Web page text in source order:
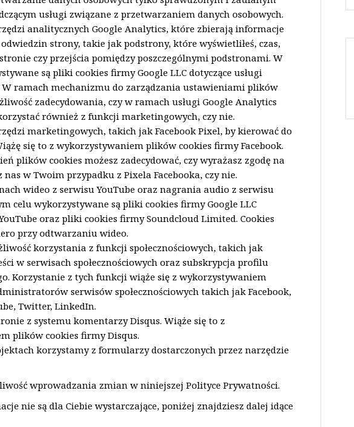
usługi związane z przetwarzaniem danych osobowych.
analitycznych Google Analytics, które zbierają informacje
strony, takie jak podstrony, które wyświetliłeś, czas,
czy przejścia pomiędzy poszczególnymi podstronami. W
są pliki cookies firmy Google LLC dotyczące usługi
W ramach mechanizmu do zarządzania ustawieniami plików
zadecydowania, czy w ramach usługi Google Analytics
również z funkcji marketingowych, czy nie.
marketingowych, takich jak Facebook Pixel, by kierować do
się to z wykorzystywaniem plików cookies firmy Facebook.
plików cookies możesz zadecydować, czy wyrażasz zgodę na
w Twoim przypadku z Pixela Facebooka, czy nie.
wideo z serwisu YouTube oraz nagrania audio z serwisu
celu wykorzystywane są pliki cookies firmy Google LLC
oraz pliki cookies firmy Soundcloud Limited. Cookies
przy odtwarzaniu wideo.
korzystania z funkcji społecznościowych, takich jak
w serwisach społecznościowych oraz subskrypcja profilu
Korzystanie z tych funkcji wiąże się z wykorzystywaniem
serwisów społecznościowych takich jak Facebook,
Twitter, LinkedIn.
z systemu komentarzy Disqus. Wiąże się to z
plików cookies firmy Disqus.
korzystamy z formularzy dostarczonych przez narzędzie
wprowadzania zmian w niniejszej Polityce Prywatności.
nie są dla Ciebie wystarczające, poniżej znajdziesz dalej idące